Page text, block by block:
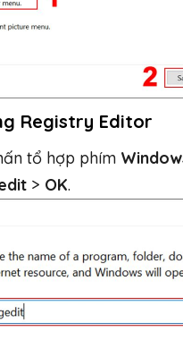
Registry Editor
tổ hợp phím
> OK.